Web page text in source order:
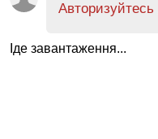
Авторизуйтесь
Іде завантаження...